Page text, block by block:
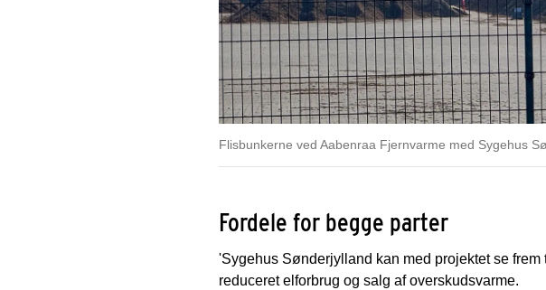
Flisbunkerne ved Aabenraa Fjernvarme med Sygehus
Fordele for begge parter
'Sygehus Sønderjylland kan med projektet se
reduceret elforbrug og salg af overskudsvarme.